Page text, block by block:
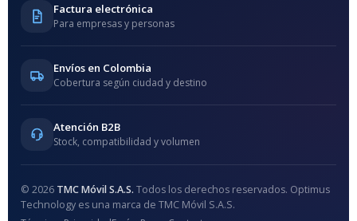
Factura electrónica
Para empresas y personas
Envíos en Colombia
Cobertura según ciudad y destino
Atención B2B
Stock, compatibilidad y volumen
© 2026 TMC Móvil S.A.S. Todos los derechos reservados. Optimus
Technology es una marca de TMC Móvil S.A.S.